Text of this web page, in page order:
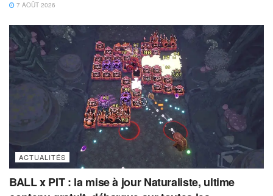
7 AOÛT 2026
ACTUALITÉS
BALL x PIT : la mise à jour Naturaliste, ultime